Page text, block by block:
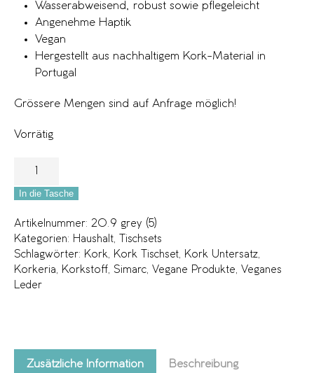
Wasserabweisend, robust sowie pflegeleicht
Angenehme Haptik
Vegan
Hergestellt aus nachhaltigem Kork-Material in
Portugal
Grössere Mengen sind auf Anfrage möglich!
Vorrätig
In die Tasche
Artikelnummer: 20.9 grey (5)
Kategorien: Haushalt,
Tischsets
Schlagwörter: Kork, Kork Tischset, Kork Untersatz,
Korkeria, Korkstoff, Simarc, Vegane Produkte, Veganes
Leder
Zusätzliche Information Beschreibung